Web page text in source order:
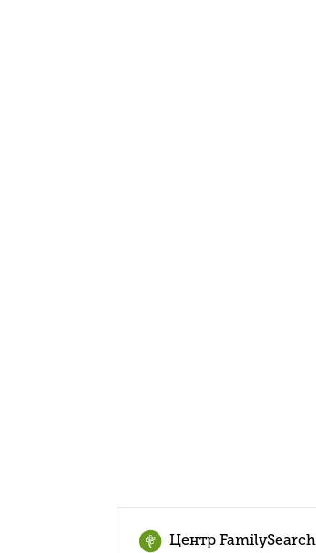
Центр FamilySearch